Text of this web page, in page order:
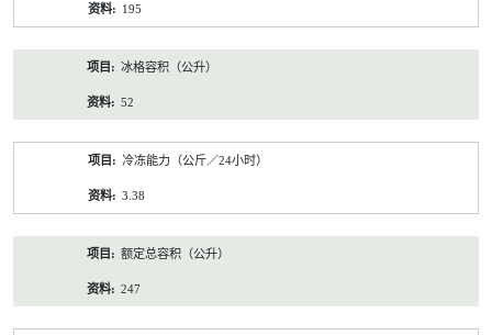
195
冰格容积（公升）
52
冷冻能力（公斤／24小时）
3.38
额定总容积（公升）
247